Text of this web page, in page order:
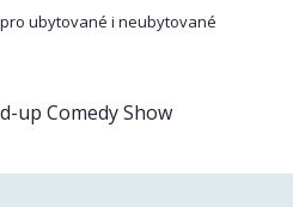
ubytované i neubytované